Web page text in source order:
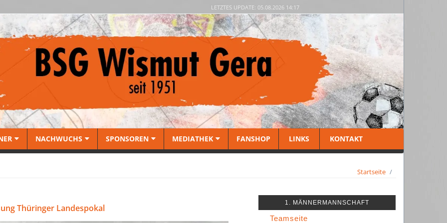
LETZTES UPDATE: 05.08.2026 14:17
NACHWUCHS SPONSOREN MEDIATHEK FANSHOP LINKS KONTAKT
Startseite
Thüringer Landespokal 1. MÄNNERMANNSCHAFT
Teamseite